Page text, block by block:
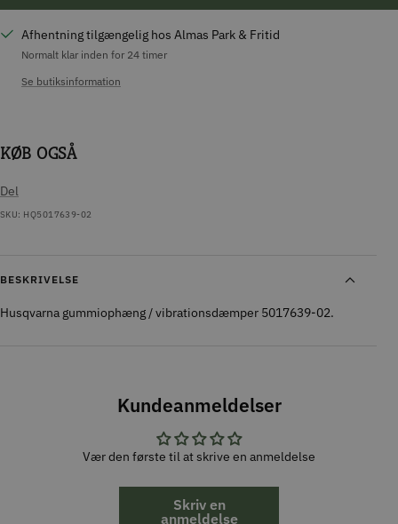
Afhentning tilgængelig hos Almas Park & Fritid
Normalt klar inden for 24 timer
Se butiksinformation
KØB OGSÅ
Del
SKU: HQ5017639-02
BESKRIVELSE
Husqvarna gummiophæng / vibrationsdæmper 5017639-02.
Kundeanmeldelser
Vær den første til at skrive en anmeldelse
Skriv en
anmeldelse